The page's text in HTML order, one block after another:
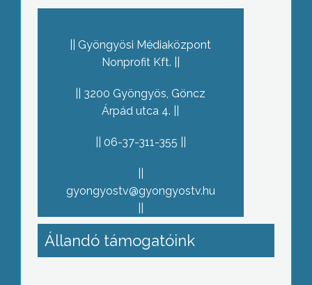
Gyöngyösi Médiaközpont
Nonprofit Kft.
3200 Gyöngyös, Göncz
Árpád utca 4.
06-37-311-355
gyongyostv@gyongyostv.hu
Állandó támogatóink